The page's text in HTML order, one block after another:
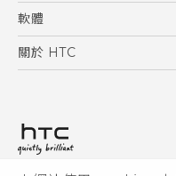
訂單管理
付款方式
到府收送維修服務
服務中心資訊
客戶服務佈告欄
軟體
應用程式
HTC Sync Manager
關於 HTC
投資人